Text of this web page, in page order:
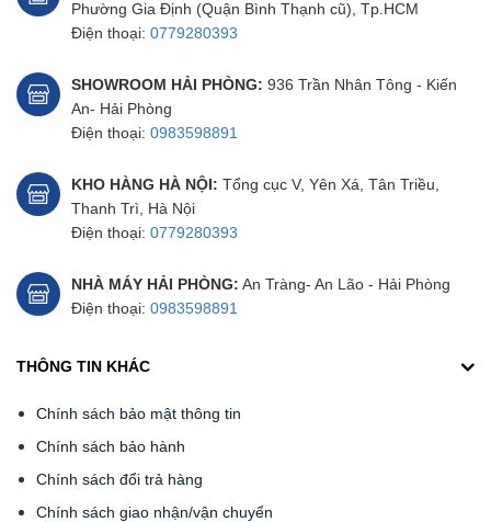
Phường Gia Định (Quận Bình Thạnh cũ), Tp.HCM
Điện thoại: 0779280393
SHOWROOM HẢI PHÒNG: 936 Trần Nhân Tông - Kiến
An- Hải Phòng
Điện thoại: 0983598891
KHO HÀNG HÀ NỘI: Tổng cục V, Yên Xá, Tân Triều,
Thanh Trì, Hà Nội
Điện thoại: 0779280393
NHÀ MÁY HẢI PHÒNG: An Tràng- An Lão - Hải Phòng
Điện thoại: 0983598891
THÔNG TIN KHÁC
Chính sách bảo mật thông tin
Chính sách bảo hành
Chính sách đổi trả hàng
Chính sách giao nhận/vận chuyển